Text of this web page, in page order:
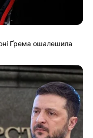
Ґрема ошалешила